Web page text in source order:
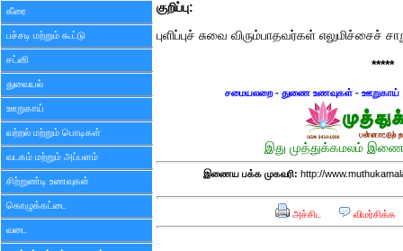
கீரை
பச்சடி மற்றும் கூட்டு
சட்னி
துவையல்
ஊறுகாய்
வற்றல் மற்றும் பொடிகள்
வடகம் மற்றும் அப்பளம்
சிற்றுண்டி உணவுகள்
கொழுக்கட்டை
வடை
குறிப்பு:
புளிப்புச் சுவை விரும்பாதவர்கள் எலுமிச்சைச்
*****
சமையலறை - துணை உணவுகள் - ஊறுகாய்
இது முத்துக்கமலம்
இணைய பக்க முகவரி: http://
அச்சிட விமர்சிக்க